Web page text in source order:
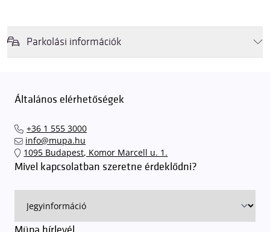
Parkolási információk
érkezéskor megnövekedett várakozási idővel érdemes kalkulálni. Ezt
azt javasoljuk kedves közönségünknek, induljanak
találhassák meg a legideálisabb parkolóhelyet és
érkezhessenek meg előadásainkra
sorompókat rendszámfelismerő automatika nyitja.
ingyenes azon vendégeink számára, akik egy aznapi fizetős
rendjének részletes leírásaelérhető itt.
Általános elérhetőségek
+36 1 555 3000
info@mupa.hu
1095 Budapest, Komor Marcell u. 1.
Mivel kapcsolatban szeretne érdeklődni?